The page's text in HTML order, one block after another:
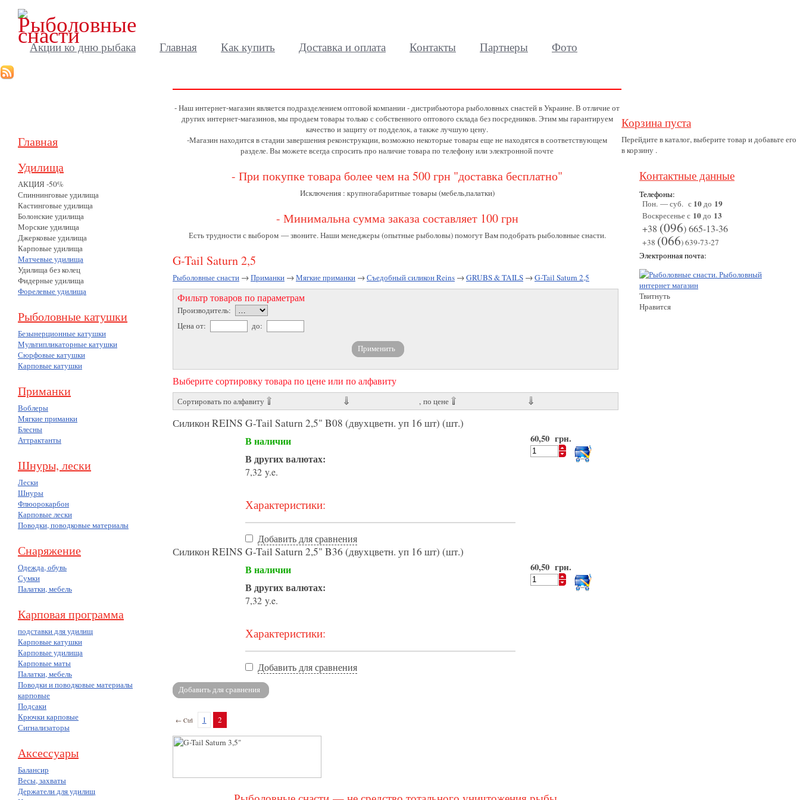
Акции ко дню рыбака Главная Как купить Доставка и оплата Контакты Партнеры Фото
Главная
Удилища
АКЦИЯ -50%
Спиннинговые удилища
Кастинговые удилища
Болонские удилища
Морские удилища
Джерковые удилища
Карповые удилища
Матчевые удилища
Удилища без колец
Фидерные удилища
Форелевые удилища
Рыболовные катушки
Безынерционные катушки
Мультипликаторные катушки
Сюрфовые катушки
Карповые катушки
Приманки
Воблеры
Мягкие приманки
Блесны
Аттрактанты
Шнуры, лески
Лески
Шнуры
Флюорокарбон
Карповые лески
Поводки, поводковые материалы
Снаряжение
Одежда, обувь
Сумки
Палатки, мебель
Карповая программа
подставки для удилищ
Карповые катушки
Карповые удилища
Карповые маты
Палатки, мебель
Поводки и поводковые материалы
карповые
Подсаки
Крючки карповые
Сигнализаторы
Аксессуары
Балансир
Весы, захваты
Держатели для удилищ
- Наш интернет-магазин является подразделением оптовой компании - дистрибьютора рыболовных снастей в Украине. В отличие от
других интернет-магазинов, мы продаем товары только с собственного оптового склада без посредников. Этим мы гарантируем
качество и защиту от подделок, а также лучшую цену.
-Магазин находится в стадии завершения реконструкции, возможно некоторые товары еще не находятся в соответствующем
разделе. Вы можете всегда спросить про наличие товара по телефону или электронной почте
- При покупке товара более чем на 500 грн "доставка бесплатно"
Исключения : крупногабаритные товары (мебель,палатки)
- Минимальна сумма заказа составляет 100 грн
Есть трудности с выбором — звоните. Наши менеджеры (опытные рыболовы) помогут Вам подобрать рыболовные снасти.
G-Tail Saturn 2,5
Рыболовные снасти →Приманки →Мягкие приманки →Съедобный силикон Reins →GRUBS & TAILS →G-Tail Saturn 2,5
Фильтр товаров по параметрам
Производитель:
Цена от:
до:
Выберите сортировку товара по цене или по алфавиту
Сортировать по алфавиту , по цене
Силикон REINS G-Tail Saturn 2,5" B08 (двухцветн. уп 16 шт) (шт.)
В наличии
В других валютах:
7,32 y.e.
Характеристики:
Добавить для сравнения
60,50 грн.
Силикон REINS G-Tail Saturn 2,5" B36 (двухцветн. уп 16 шт) (шт.)
В наличии
В других валютах:
7,32 y.e.
Характеристики:
Добавить для сравнения
60,50 грн.
← Ctrl 1 2
Корзина пуста
Перейдите в каталог, выберите товар и добавьте его
в корзину .
Контактные данные
Телефоны:
Пон. — суб. с 10до 19
Воскресенье с 10до 13
+38 (096) 665-13-36
+38 (066) 639-73-27
Электронная почта:
Твитнуть
Нравится